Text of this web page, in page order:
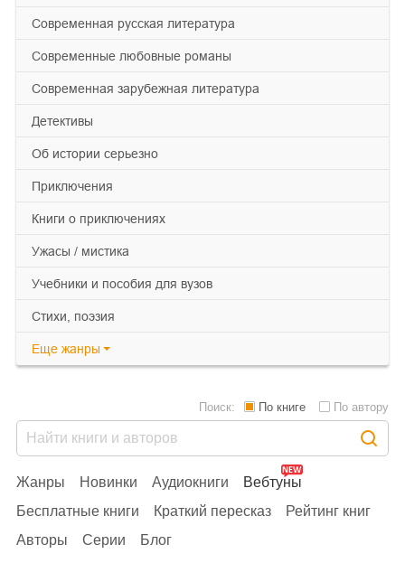
современная русская литература
современные любовные романы
современная зарубежная литература
детективы
об истории серьезно
приключения
книги о приключениях
ужасы / мистика
учебники и пособия для вузов
cтихи, поэзия
Еще жанры
Жанры Новинки Аудиокниги
Вебтуны
Бесплатные книги
Краткий пересказ
Рейтинг книг
Авторы
Серии Блог
Поиск: По книге По автору